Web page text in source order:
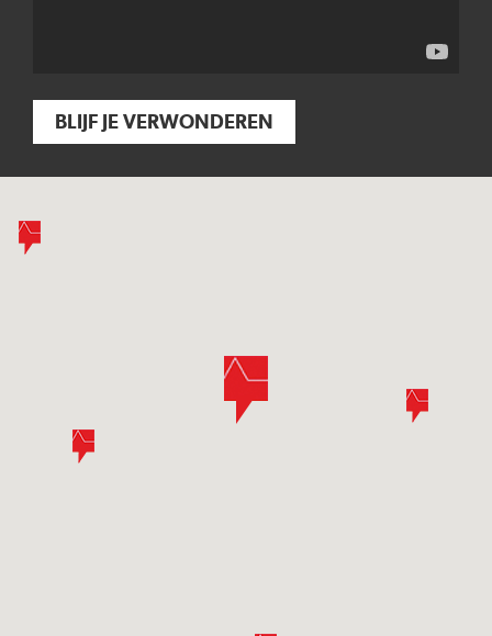
BLIJF JE VERWONDEREN